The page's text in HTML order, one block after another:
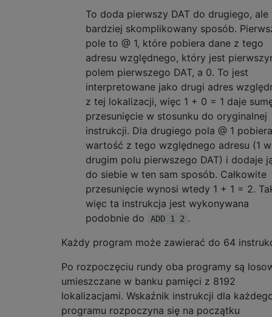
To doda pierwszy DAT do drugiego, ale
bardziej skomplikowany sposób.
pole to @ 1, które pobiera dane z tego
adresu względnego, który jest
polem pierwszego DAT, a 0. To jest
interpretowane jako drugi adres
z tej lokalizacji, więc 1 + 0 = 1 daje
przesunięcie w stosunku do oryginalnej
instrukcji. Dla drugiego pola @ 1 pobiera
wartość z tego względnego adresu (1 w
drugim polu pierwszego DAT) i dodaje
do siebie w ten sam sposób. Całkowite
przesunięcie wynosi wtedy 1 + 1 = 2.
więc ta instrukcja jest wykonywana
podobnie do
ADD 1 2 .
Każdy program może zawierać do 64
Po rozpoczęciu rundy oba programy są
umieszczane w banku pamięci z 8192
lokalizacjami. Wskaźnik instrukcji dla
programu rozpoczyna się na początku